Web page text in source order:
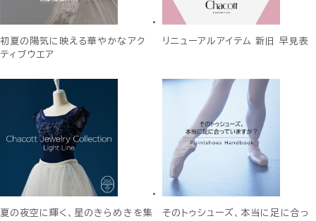
初夏の陽気に映える華やかなアク
ティブウエア
リニューアルアイテム 新旧 早見表
夏の夜空に輝く、星のきらめきを集
そのトゥシューズ、本当に足に合っ